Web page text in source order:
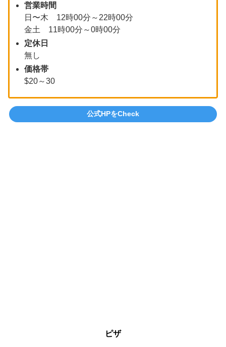
営業時間
日〜木 12時00分～22時00分
金土 11時00分～0時00分
定休日
無し
価格帯
$20～30
公式HPをCheck
ピザ